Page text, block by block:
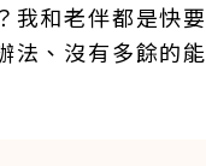
我和老伴都是快
法、沒有多餘的